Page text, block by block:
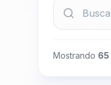
Mostrando 65